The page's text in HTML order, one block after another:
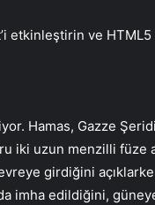
etkinleştirin ve
Hamas, Gazze
uzun menzilli füze
girdiğini
imha edildiğini,